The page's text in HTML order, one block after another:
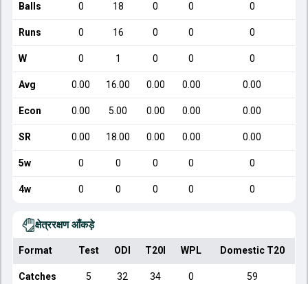
Balls 0 18 0 0 0
Runs 0 16 0 0 0
W 0 1 0 0 0
Avg 0.00 16.00 0.00 0.00 0.00
Econ 0.00 5.00 0.00 0.00 0.00
SR 0.00 18.00 0.00 0.00 0.00
5w 0 0 0 0 0
4w 0 0 0 0 0
क्षेत्ररक्षण आँकड़े
Format Test ODI T20I WPL Domestic T20
Catches 5 32 34 0 59